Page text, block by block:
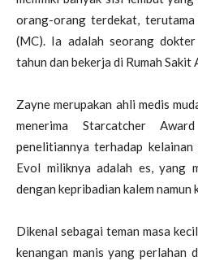
orang-orang terdekat, terutama
(MC). Ia adalah seorang
tahun dan bekerja di Rumah Sakit
Zayne merupakan ahli medis
menerima Starcatcher
penelitiannya terhadap
Evol miliknya adalah es, yang
dengan kepribadian kalem namun
Dikenal sebagai teman masa
kenangan manis yang perlahan